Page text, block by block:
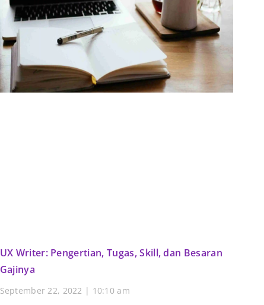
UX Writer: Pengertian, Tugas, Skill, dan Besaran
Gajinya
September 22, 2022
10:10 am